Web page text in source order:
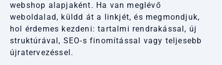
webshop alapjaként. Ha van meglévő
weboldalad, küldd át a linkjét, és megmondjuk,
hol érdemes kezdeni: tartalmi rendrakással, új
struktúrával, SEO-s finomítással vagy teljesebb
újratervezéssel.